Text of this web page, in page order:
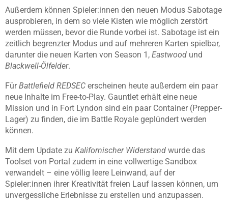
Außerdem können Spieler:innen den neuen Modus Sabotage
ausprobieren, in dem so viele Kisten wie möglich zerstört
werden müssen, bevor die Runde vorbei ist. Sabotage ist ein
zeitlich begrenzter Modus und auf mehreren Karten spielbar,
darunter die neuen Karten von Season 1, Eastwood und
Blackwell-Ölfelder.
FürBattlefield REDSEC erscheinen heute außerdem ein paar
neue Inhalte im Free-to-Play. Gauntlet erhält eine neue
Mission und in Fort Lyndon sind ein paar Container (Prepper-
Lager) zu finden, die im Battle Royale geplündert werden
können.
Mit dem Update zu Kalifornischer Widerstand wurde das
Toolset von Portal zudem in eine vollwertige Sandbox
verwandelt – eine völlig leere Leinwand, auf der
Spieler:innen ihrer Kreativität freien Lauf lassen können, um
unvergessliche Erlebnisse zu erstellen und anzupassen.